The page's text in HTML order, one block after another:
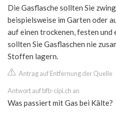
Die Gasflasche sollten Sie
beispielsweise im Garten oder
auf einen trockenen, festen und
sollten Sie Gasflaschen nie
Stoffen lagern.
Antrag auf Entfernung der Quelle
Antwort auf bfb-cipi.ch an
Was passiert mit Gas bei Kälte?